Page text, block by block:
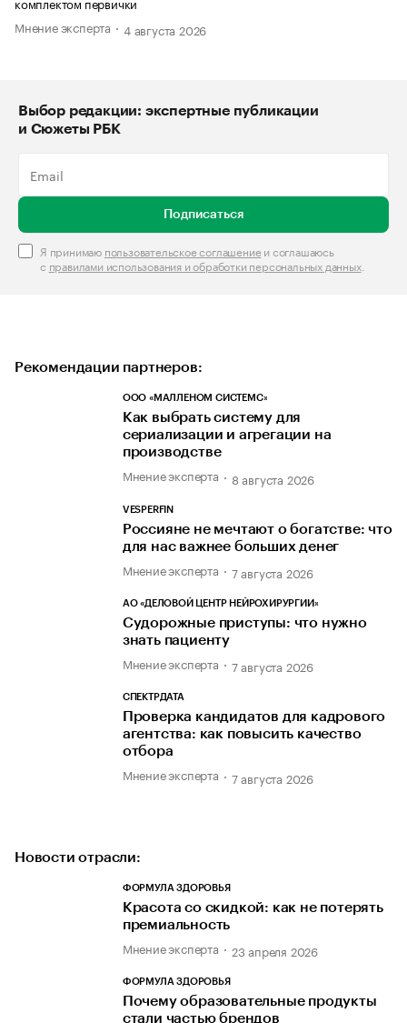
Мнение эксперта
4 августа 2026
Выбор редакции: экспертные публикации
и Сюжеты РБК
Подписаться
Я принимаю пользовательское соглашениеи соглашаюсь
с правилами использования и обработки персональных данных.
Рекомендации партнеров:
ООО «МАЛЛЕНОМ СИСТЕМС»
Как выбрать систему для
сериализации и агрегации на
производстве
Мнение эксперта 8 августа 2026
VESPERFIN
Россияне не мечтают о богатстве: что
для нас важнее больших денег
Мнение эксперта 7 августа 2026
АО «ДЕЛОВОЙ ЦЕНТР НЕЙРОХИРУРГИИ»
Судорожные приступы: что нужно
знать пациенту
Мнение эксперта 7 августа 2026
СПЕКТРДАТА
Проверка кандидатов для кадрового
агентства: как повысить качество
отбора
Мнение эксперта 7 августа 2026
Новости отрасли:
ФОРМУЛА ЗДОРОВЬЯ
Красота со скидкой: как не потерять
премиальность
Мнение эксперта 23 апреля 2026
ФОРМУЛА ЗДОРОВЬЯ
Почему образовательные продукты
стали частью брендов